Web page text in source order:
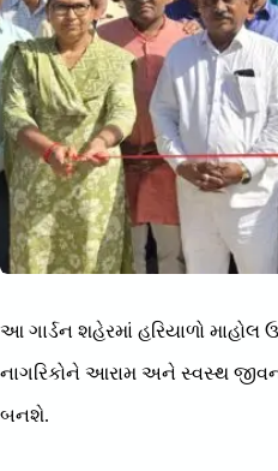
આ ગાર્ડન શહેરમાં હરિયાળો માહોલ
નાગરિકોને આરામ અને સ્વસ્થ
બનશે.